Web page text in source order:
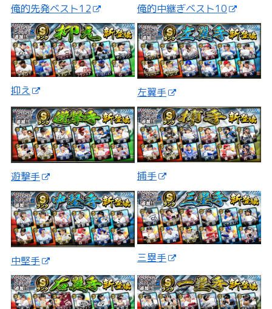
俺的先発ベスト12 俺的中継ぎベスト10
抑え 左翼手
遊撃手 捕手
中堅手 三塁手